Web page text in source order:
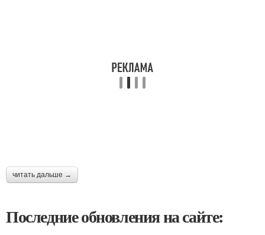
читать дальше →
Последние обновления на сайте: